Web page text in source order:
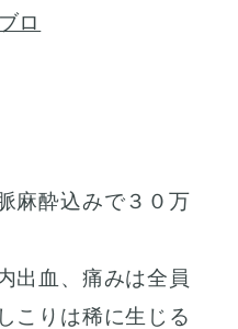
麻酔込みで３０万
出血、痛みは全員
こりは稀に生じる